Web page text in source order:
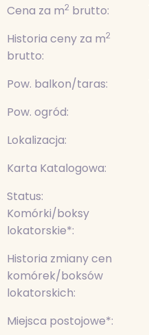
Cena za m2 brutto:
Historia ceny za m2
brutto:
Pow. balkon/taras:
Pow. ogród:
Lokalizacja:
Karta Katalogowa:
Status:
Komórki/boksy
lokatorskie*:
Historia zmiany cen
komórek/boksów
lokatorskich:
Miejsca postojowe*: